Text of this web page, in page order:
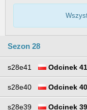
Sezon 28
s28e41 Odcinek 41
s28e40 Odcinek 40
s28e39 Odcinek 39